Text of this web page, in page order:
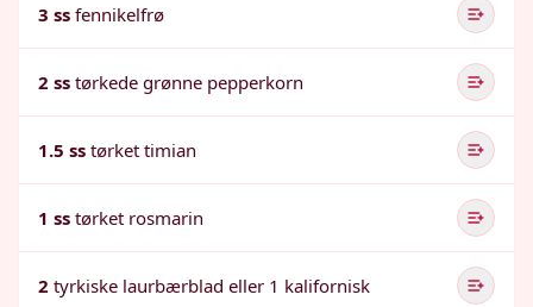
3 ss fennikelfrø
2 ss tørkede grønne pepperkorn
1.5 ss tørket timian
1 ss tørket rosmarin
2 tyrkiske laurbærblad eller 1 kalifornisk